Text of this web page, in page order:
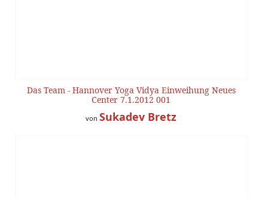
Das Team - Hannover Yoga Vidya Einweihung Neues
Center 7.1.2012 001
von Sukadev Bretz